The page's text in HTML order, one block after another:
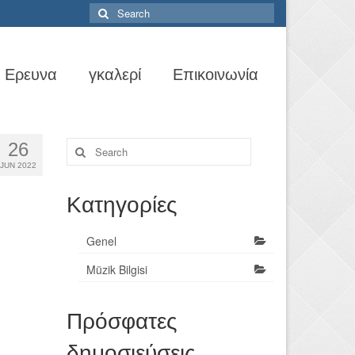
Search
for:
Ερευνα γκαλερί Επικοινωνία
26
JUN 2022
Search
for:
Κατηγορίες
Genel
Müzik Bilgisi
Πρόσφατες